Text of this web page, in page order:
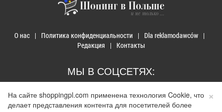
Шопинг в Польше
и не только ...
О нас Политика конфиденциальности
Dla reklamodawców
Редакция
Контакты
МЫ В СОЦСЕТЯХ:
×
На сайте shoppingpl.com применена технология Cookie, что
делает представления контента для посетителей более